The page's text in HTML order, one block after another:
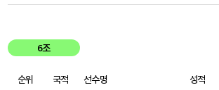
6조
순위 국적 선수명 성적